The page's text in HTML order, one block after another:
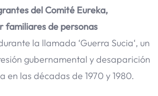
del Comité Eureka,
familiares de personas
la llamada ‘Guerra Sucia‘, un
gubernamental y desaparición
en las décadas de 1970 y 1980.